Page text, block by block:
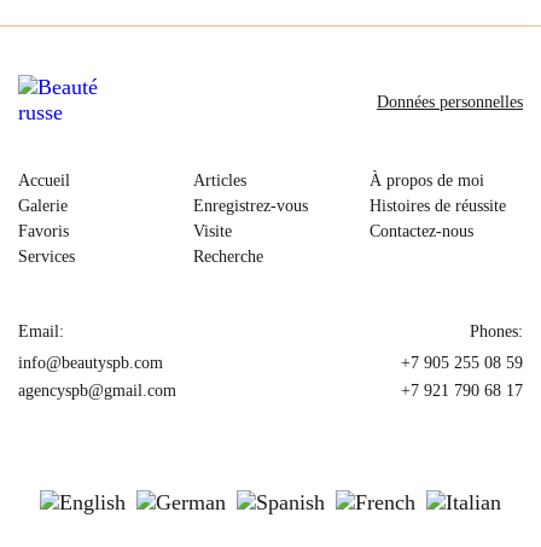
Accueil
Galerie
Favoris
Services
Articles
Enregistrez-vous
Visite
Recherche
À propos de moi
Histoires de réussite
Contactez-nous
Données personnelles
Email:
info@beautyspb.com
agencyspb@gmail.com
Phones:
+7 905 255 08 59
+7 921 790 68 17